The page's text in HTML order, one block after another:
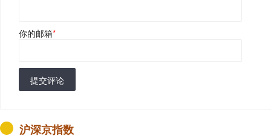
你的邮箱*
提交评论
沪深京指数